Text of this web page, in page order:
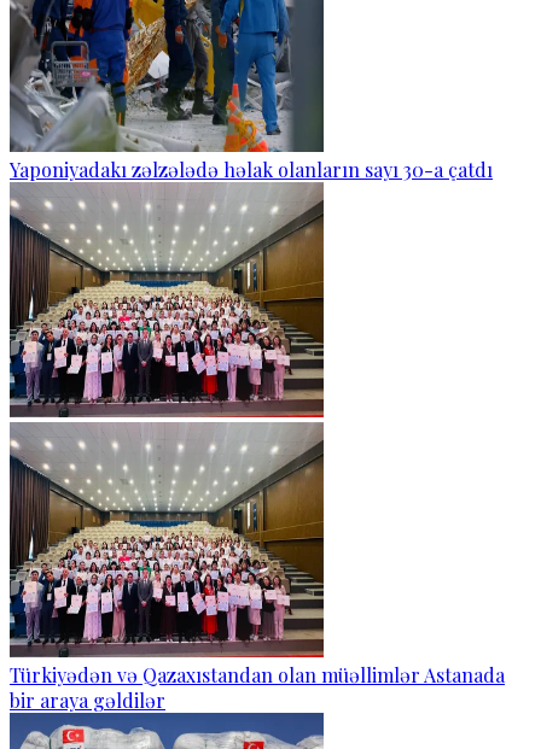
Yaponiyadakı zəlzələdə həlak olanların sayı 30-a çatdı
Türkiyədən və Qazaxıstandan olan müəllimlər Astanada
bir araya gəldilər